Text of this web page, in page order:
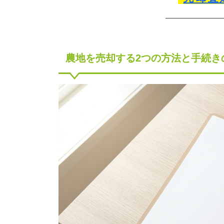
農地を売却する2つの方法と手続き